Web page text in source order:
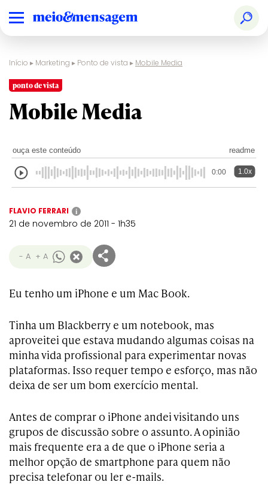
Início ▸ Marketing ▸ Ponto de vista ▸ Mobile Media
ponto de vista
Mobile Media
ouça este conteúdo readme
0:00 1.0x
FLAVIO FERRARI i
21 de novembro de 2011 - 1h35
- A + A
Eu tenho um iPhone e um Mac Book.
Tinha um Blackberry e um notebook, mas
aproveitei que estava mudando algumas coisas na
minha vida profissional para experimentar novas
plataformas. Isso requer tempo e esforço, mas não
deixa de ser um bom exercício mental.
Antes de comprar o iPhone andei visitando uns
grupos de discussão sobre o assunto. A opinião
mais frequente era a de que o iPhone seria a
melhor opção de smartphone para quem não
precisa telefonar ou ler e-mails.